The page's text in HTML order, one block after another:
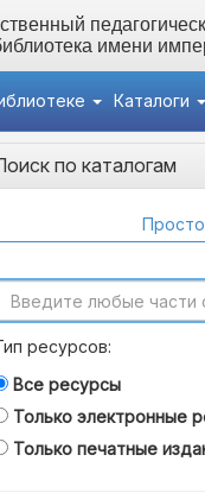
имени
Каталоги
по каталогам
ресурсов:
Все ресурсы
Только электронные
Только печатные